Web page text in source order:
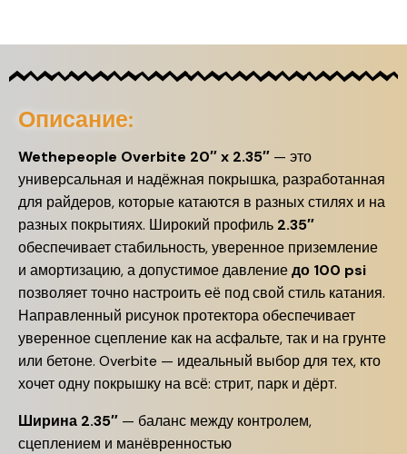
Описание:
Wethepeople Overbite 20″ x 2.35″ — это
универсальная и надёжная покрышка, разработанная
для райдеров, которые катаются в разных стилях и на
разных покрытиях. Широкий профиль 2.35″
обеспечивает стабильность, уверенное приземление
и амортизацию, а допустимое давлениедо 100 psi
позволяет точно настроить её под свой стиль катания.
Направленный рисунок протектора обеспечивает
уверенное сцепление как на асфальте, так и на грунте
или бетоне. Overbite — идеальный выбор для тех, кто
хочет одну покрышку на всё: стрит, парк и дёрт.
Ширина 2.35″ — баланс между контролем,
сцеплением и манёвренностью